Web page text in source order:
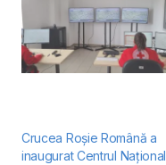
Crucea Roșie Română a
inaugurat Centrul Național